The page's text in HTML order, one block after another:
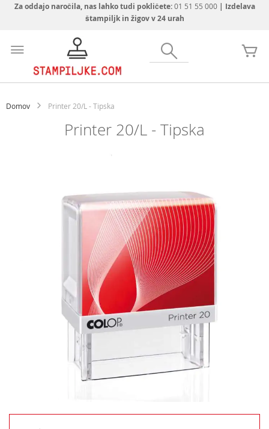
Za oddajo naročila, nas lahko tudi pokličete:01 51 55 000| Izdelava
štampiljk in žigov v 24 urah
vsebino
Domov Printer 20/L - Tipska
Printer 20/L - Tipska